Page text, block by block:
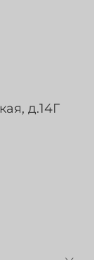
д.14Г